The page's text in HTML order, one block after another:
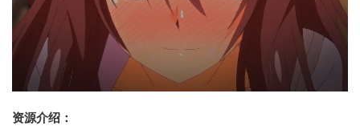
资源介绍：